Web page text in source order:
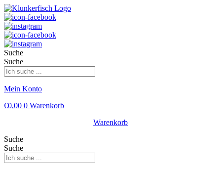
Suche
Suche
Mein Konto
€0,00 0 Warenkorb
Warenkorb
Suche
Suche